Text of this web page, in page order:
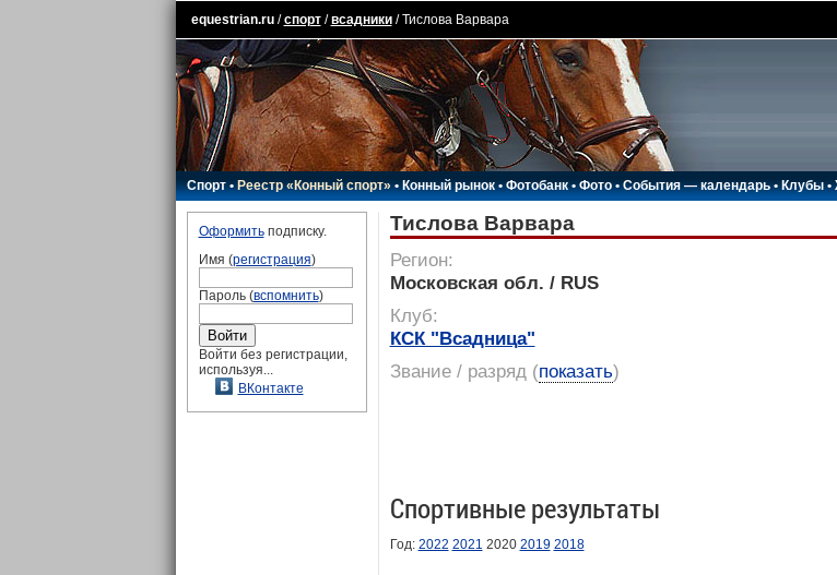
equestrian.ru/спорт/всадники/ Тислова Варвара
Спорт•Реестр «Конный спорт»•Конный рынок•Фотобанк •Фото•События — календарь•Клубы •
Оформитьподписку.
Имя (регистрация)
Пароль (вспомнить)
Войти без регистрации,
используя...
ВКонтакте
Тислова Варвара
Регион:
Московская обл. / RUS
Клуб:
КСК "Всадница"
Звание / разряд(показать)
Спортивные результаты
Год: 2022 2021 2020 2019 2018